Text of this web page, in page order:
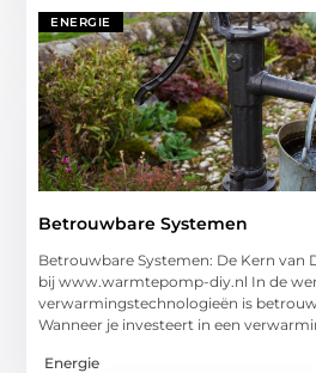
ENERGIE
Betrouwbare Systemen
Betrouwbare Systemen: De Kern van
bij www.warmtepomp-diy.nl In de
verwarmingstechnologieën is
Wanneer je investeert in een
Energie